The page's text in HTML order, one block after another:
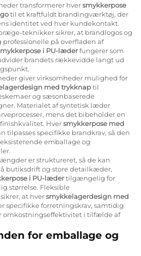
transformerer hversmykkerpose
til et kraftfuldt brandingværktøj, der
identitet ved hver kundekontakt.
teknikker sikrer, at brandlogos og
professionelle på overfladen af
i PU-læderfungerer som
brandets rækkevidde langt ud
giver virksomheder mulighed for
med trykknaptil
og sæsonbaserede
Materialet af syntetisk læder
mens det bibeholder en
Hversmykkerpose med
tilpasses specifikke brandkrav, så den
emballage og
er struktureret, så de kan
butiksdrift og store detailkæder,
i PU-lædertilgængelig for
størrelse. Fleksible
at hversmykkelagerdesign med
specifikke forretningskrav, samtidig
omkostningseffektivitet i tilfælde af
for emballage og